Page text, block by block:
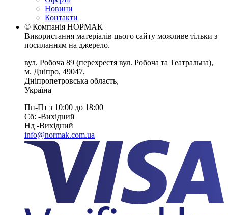
Новини
Контакти
© Компанія НОРМАК
Використання матеріалів цього сайту можливе тільки з
посиланням на джерело.
вул. Робоча 89 (перехрестя вул. Робоча та Театральна),
м. Дніпро, 49047,
Дніпропетровська область,
Україна
Пн-Пт з 10:00 до 18:00
Сб: -Вихiдний
Нд -Вихiдний
info@normak.com.ua